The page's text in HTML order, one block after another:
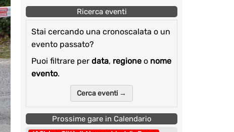
Ricerca eventi
Stai cercando una cronoscalata o un
evento passato?
Puoi filtrare per data, regione o nome
evento.
Cerca eventi →
Prossime gare in Calendario